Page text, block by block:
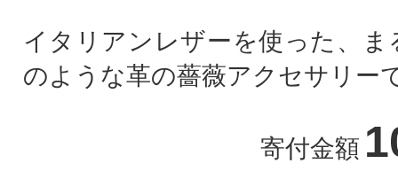
イタリアンレザーを使った、
のような革の薔薇アクセサリー
寄付金額